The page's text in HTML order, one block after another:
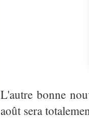
L'autre bonne
août sera